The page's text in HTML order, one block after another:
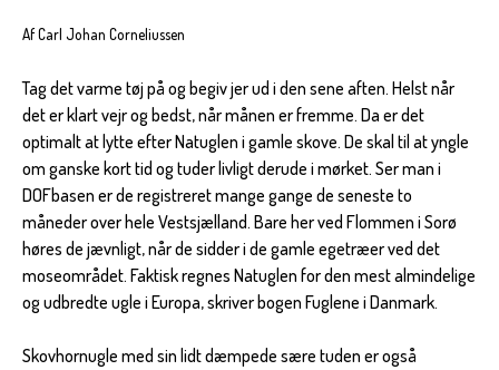
Af Carl Johan Corneliussen
Tag det varme tøj på og begiv jer ud i den sene aften. Helst når
det er klart vejr og bedst, når månen er fremme. Da er det
optimalt at lytte efter Natuglen i gamle skove. De skal til at yngle
om ganske kort tid og tuder livligt derude i mørket. Ser man i
DOFbasen er de registreret mange gange de seneste to
måneder over hele Vestsjælland. Bare her ved Flommen i Sorø
høres de jævnligt, når de sidder i de gamle egetræer ved det
moseområdet. Faktisk regnes Natuglen for den mest almindelige
og udbredte ugle i Europa, skriver bogen Fuglene i Danmark.
Skovhornugle med sin lidt dæmpede sære tuden er også